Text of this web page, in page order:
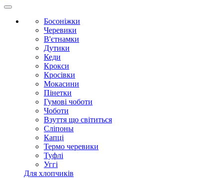
Босоніжки
Черевики
В'єтнамки
Дутики
Кеди
Крокси
Кросівки
Мокасини
Пінетки
Гумові чоботи
Чоботи
Взуття що світиться
Сліпоны
Капці
Термо черевики
Туфлі
Уггі
Для хлопчиків